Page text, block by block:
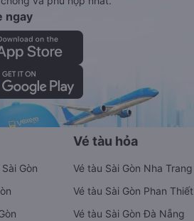
ngay
Gòn
Vé tàu hỏa
Vé tàu Sài Gòn Nha Trang
Vé tàu Sài Gòn Phan Thiết
Vé tàu Sài Gòn Đà Nẵng